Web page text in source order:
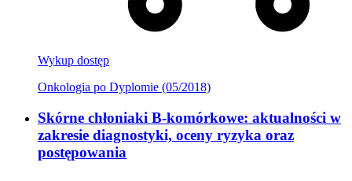
Wykup dostęp
Onkologia po Dyplomie (05/2018)
Skórne chłoniaki B-komórkowe: aktualności w
zakresie diagnostyki, oceny ryzyka oraz
postępowania